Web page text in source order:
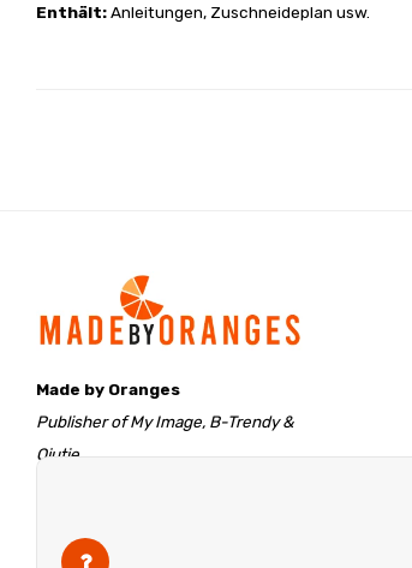
Enthält:Anleitungen, Zuschneideplan usw.
Made by Oranges
Publisher of My Image, B-Trendy &
Qjutie
The Netherlands